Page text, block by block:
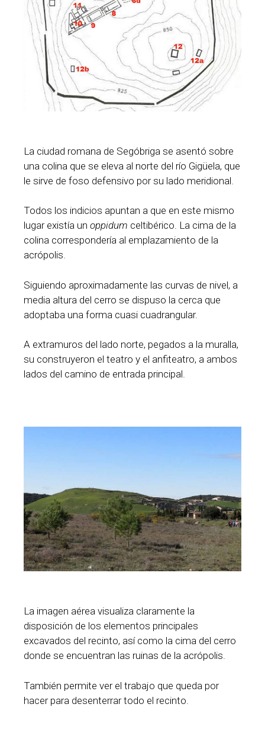
La ciudad romana de Segóbriga se asentó sobre
una colina que se eleva al norte del río Gigüela, que
le sirve de foso defensivo por su lado meridional.
Todos los indicios apuntan a que en este mismo
lugar existía un oppidum celtibérico. La cima de la
colina correspondería al emplazamiento de la
acrópolis.
Siguiendo aproximadamente las curvas de nivel, a
media altura del cerro se dispuso la cerca que
adoptaba una forma cuasi cuadrangular.
A extramuros del lado norte, pegados a la muralla,
su construyeron el teatro y el anfiteatro, a ambos
lados del camino de entrada principal.
La imagen aérea visualiza claramente la
disposición de los elementos principales
excavados del recinto, así como la cima del cerro
donde se encuentran las ruinas de la acrópolis.
También permite ver el trabajo que queda por
hacer para desenterrar todo el recinto.